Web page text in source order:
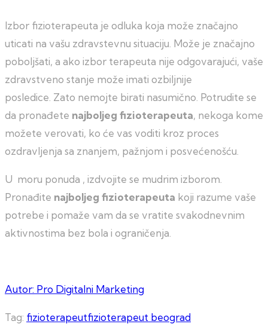
Izbor fizioterapeuta je odluka koja može značajno
uticati na vašu zdravstevnu situaciju. Može je značajno
poboljšati, a ako izbor terapeuta nije odgovarajući, vaše
zdravstveno stanje može imati ozbiljnije
posledice. Zato nemojte birati nasumično. Potrudite se
da pronađete najboljeg fizioterapeuta, nekoga kome
možete verovati, ko će vas voditi kroz proces
ozdravljenja sa znanjem, pažnjom i posvećenošću.
U moru ponuda , izdvojite se mudrim izborom.
Pronađite najboljeg fizioterapeuta koji razume vaše
potrebe i pomaže vam da se vratite svakodnevnim
aktivnostima bez bola i ograničenja.
Autor: Pro Digitalni Marketing
Tag: fizioterapeutfizioterapeut beograd